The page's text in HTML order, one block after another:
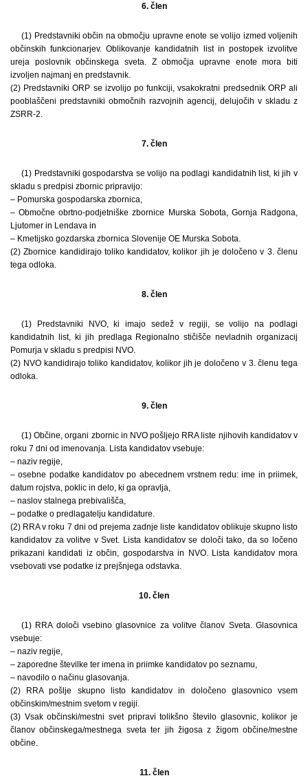
6. člen
(1) Predstavniki občin na območju upravne enote se volijo izmed voljenih
občinskih funkcionarjev. Oblikovanje kandidatnih list in postopek izvolitve
ureja poslovnik občinskega sveta. Z območja upravne enote mora biti
izvoljen najmanj en predstavnik.
(2) Predstavniki ORP se izvolijo po funkciji, vsakokratni predsednik ORP ali
pooblaščeni predstavniki območnih razvojnih agencij, delujočih v skladu z
ZSRR-2.
7. člen
(1) Predstavniki gospodarstva se volijo na podlagi kandidatnih list, ki jih v
skladu s predpisi zbornic pripravijo:
– Pomurska gospodarska zbornica,
– Območne obrtno-podjetniške zbornice Murska Sobota, Gornja Radgona,
Ljutomer in Lendava in
– Kmetijsko gozdarska zbornica Slovenije OE Murska Sobota.
(2) Zbornice kandidirajo toliko kandidatov, kolikor jih je določeno v 3. členu
tega odloka.
8. člen
(1) Predstavniki NVO, ki imajo sedež v regiji, se volijo na podlagi
kandidatnih list, ki jih predlaga Regionalno stičišče nevladnih organizacij
Pomurja v skladu s predpisi NVO.
(2) NVO kandidirajo toliko kandidatov, kolikor jih je določeno v 3. členu tega
odloka.
9. člen
(1) Občine, organi zbornic in NVO pošljejo RRA liste njihovih kandidatov v
roku 7 dni od imenovanja. Lista kandidatov vsebuje:
– naziv regije,
– osebne podatke kandidatov po abecednem vrstnem redu: ime in priimek,
datum rojstva, poklic in delo, ki ga opravlja,
– naslov stalnega prebivališča,
– podatke o predlagatelju kandidature.
(2) RRA v roku 7 dni od prejema zadnje liste kandidatov oblikuje skupno listo
kandidatov za volitve v Svet. Lista kandidatov se določi tako, da so ločeno
prikazani kandidati iz občin, gospodarstva in NVO. Lista kandidatov mora
vsebovati vse podatke iz prejšnjega odstavka.
10. člen
(1) RRA določi vsebino glasovnice za volitve članov Sveta. Glasovnica
vsebuje:
– naziv regije,
– zaporedne številke ter imena in priimke kandidatov po seznamu,
– navodilo o načinu glasovanja.
(2) RRA pošlje skupno listo kandidatov in določeno glasovnico vsem
občinskim/mestnim svetom v regiji.
(3) Vsak občinski/mestni svet pripravi tolikšno število glasovnic, kolikor je
članov občinskega/mestnega sveta ter jih žigosa z žigom občine/mestne
občine.
11. člen